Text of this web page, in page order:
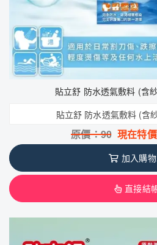
貼立舒 防水透氣敷料 (含
貼立舒 防水透氣敷料 (含
原價：90 現在特
加入購
直接結